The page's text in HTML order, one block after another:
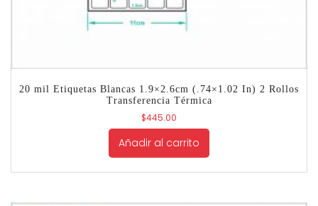
20 mil Etiquetas Blancas 1.9×2.6cm (.74×1.02 In) 2 Rollos
Transferencia Térmica
$445.00
Añadir al carrito